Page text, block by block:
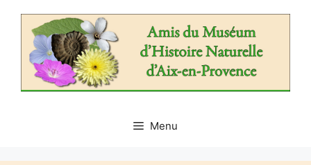
contenu
Menu